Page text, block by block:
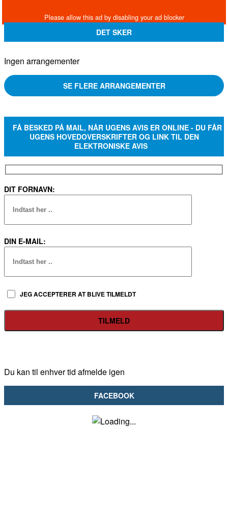
DET SKER
Ingen arrangementer
SE FLERE ARRANGEMENTER
FÅ BESKED PÅ MAIL, NÅR UGENS AVIS ER ONLINE - DU FÅR
UGENS HOVEDOVERSKRIFTER OG LINK TIL DEN
ELEKTRONISKE AVIS
DIT FORNAVN:
DIN E-MAIL:
JEG ACCEPTERER AT BLIVE TILMELDT
Du kan til enhver tid afmelde igen
FACEBOOK